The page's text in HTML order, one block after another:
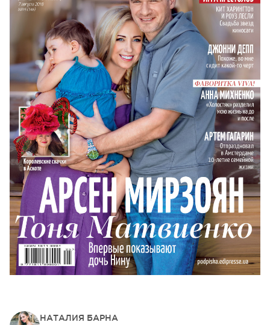
НАТАЛИЯ БАРНА